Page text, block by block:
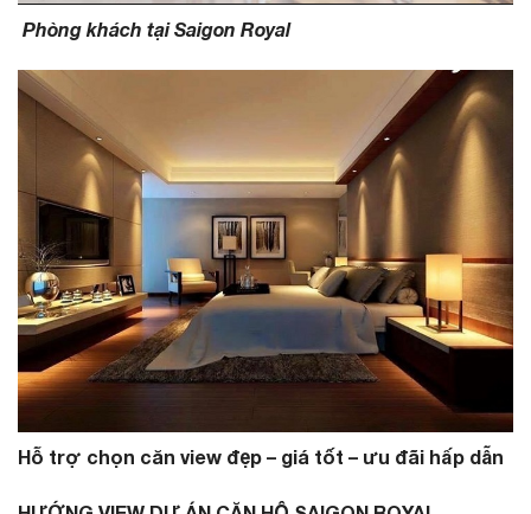
Phòng khách tại Saigon Royal
Hỗ trợ chọn căn view đẹp – giá tốt – ưu đãi hấp dẫn